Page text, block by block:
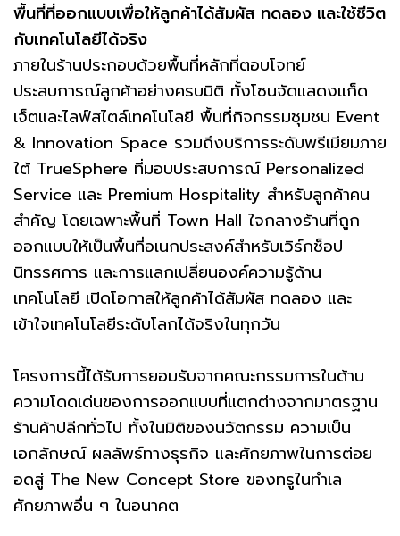
พื้นที่ที่ออกแบบเพื่อให้ลูกค้าได้สัมผัส ทดลอง และใช้ชีวิต
กับเทคโนโลยีได้จริง
ภายในร้านประกอบด้วยพื้นที่หลักที่ตอบโจทย์
ประสบการณ์ลูกค้าอย่างครบมิติ ทั้งโซนจัดแสดงแก็ด
เจ็ตและไลฟ์สไตล์เทคโนโลยี พื้นที่กิจกรรมชุมชน Event
& Innovation Space รวมถึงบริการระดับพรีเมียมภาย
ใต้ TrueSphere ที่มอบประสบการณ์ Personalized
Service และ Premium Hospitality สำหรับลูกค้าคน
สำคัญ โดยเฉพาะพื้นที่ Town Hall ใจกลางร้านที่ถูก
ออกแบบให้เป็นพื้นที่อเนกประสงค์สำหรับเวิร์กช็อป
นิทรรศการ และการแลกเปลี่ยนองค์ความรู้ด้าน
เทคโนโลยี เปิดโอกาสให้ลูกค้าได้สัมผัส ทดลอง และ
เข้าใจเทคโนโลยีระดับโลกได้จริงในทุกวัน
โครงการนี้ได้รับการยอมรับจากคณะกรรมการในด้าน
ความโดดเด่นของการออกแบบที่แตกต่างจากมาตรฐาน
ร้านค้าปลีกทั่วไป ทั้งในมิติของนวัตกรรม ความเป็น
เอกลักษณ์ ผลลัพธ์ทางธุรกิจ และศักยภาพในการต่อย
อดสู่ The New Concept Store ของทรูในทำเล
ศักยภาพอื่น ๆ ในอนาคต